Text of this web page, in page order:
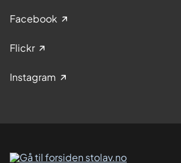
Facebook
Flickr
Instagram